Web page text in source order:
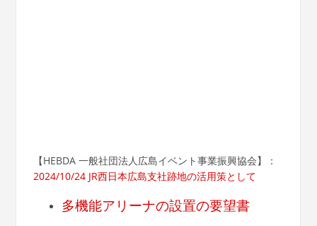
【HEBDA 一般社団法人広島イベント事業振興協会】：
2024/10/24 JR西日本広島支社跡地の活用策として
多機能アリーナの設置の要望書